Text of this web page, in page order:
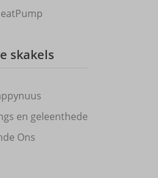
skakels
en geleenthede
Ons